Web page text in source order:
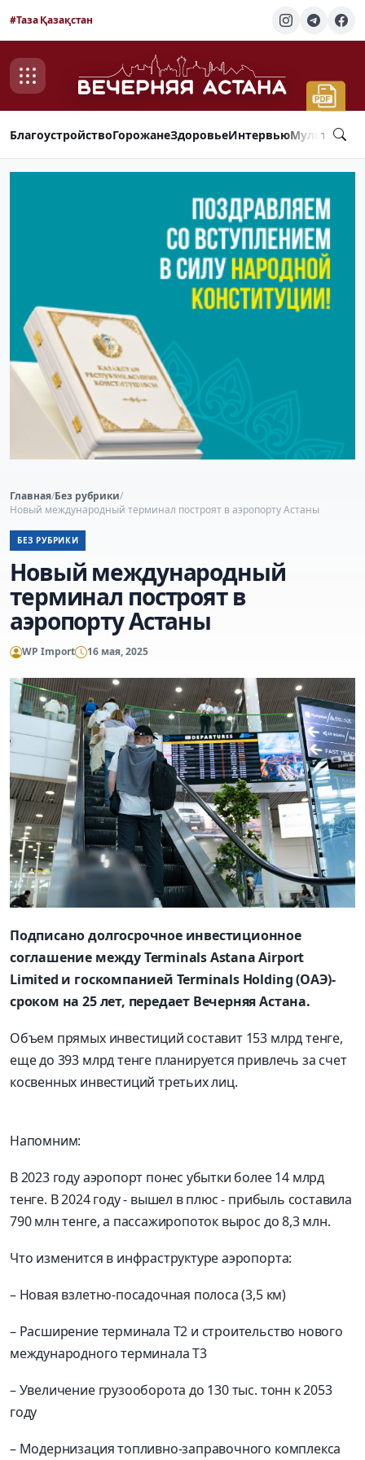
#Таза Қазақстан
БлагоустройствоГорожанеЗдоровьеИнтервью
Главная/Без рубрики/
Новый международный терминал построят в аэропорту Астаны
БЕЗ РУБРИКИ
Новый международный
терминал построят в
аэропорту Астаны
WP Import 16 мая, 2025
Подписано долгосрочное инвестиционное
соглашение между Terminals Astana Airport
Limited и госкомпанией Terminals Holding (ОАЭ)-
сроком на 25 лет, передает Вечерняя Астана.
Объем прямых инвестиций составит 153 млрд тенге,
еще до 393 млрд тенге планируется привлечь за счет
косвенных инвестиций третьих лиц.
Напомним:
В 2023 году аэропорт понес убытки более 14 млрд
тенге. В 2024 году - вышел в плюс - прибыль составила
790 млн тенге, а пассажиропоток вырос до 8,3 млн.
Что изменится в инфраструктуре аэропорта:
– Новая взлетно-посадочная полоса (3,5 км)
– Расширение терминала Т2 и строительство нового
международного терминала Т3
– Увеличение грузооборота до 130 тыс. тонн к 2053
году
– Модернизация топливно-заправочного комплекса